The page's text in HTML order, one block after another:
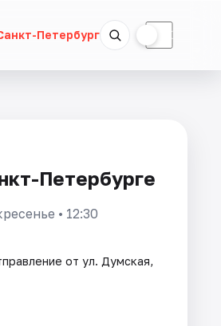
Петербург ☾
Петербурге
• 12:30
от ул. Думская,